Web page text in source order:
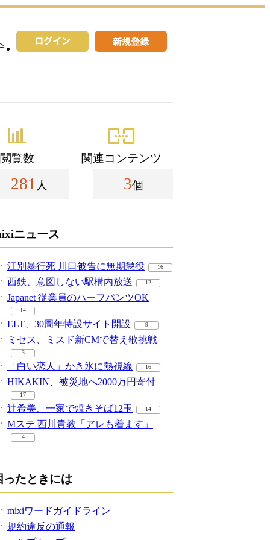
閲覧数
281 人
関連コンテンツ
3個
ニュース
江別暴行死 川口被告に無期懲役 16
西鉄、意図しない駅構内放送 12
Japanet 従業員のハーフパンツOK
14
ELT、30周年特設サイト開設 9
ミセス、ミスド新CMで替え歌挑戦
3
「白い恋人」かき氷に熱視線 16
HIKAKIN、被災地へ2000万円寄付
17
辻希美、一家で焼きそば12玉 14
Mステ 西川貴教「アレも着ます」
4
ったときには
mixiワードガイドライン
規約違反の通報